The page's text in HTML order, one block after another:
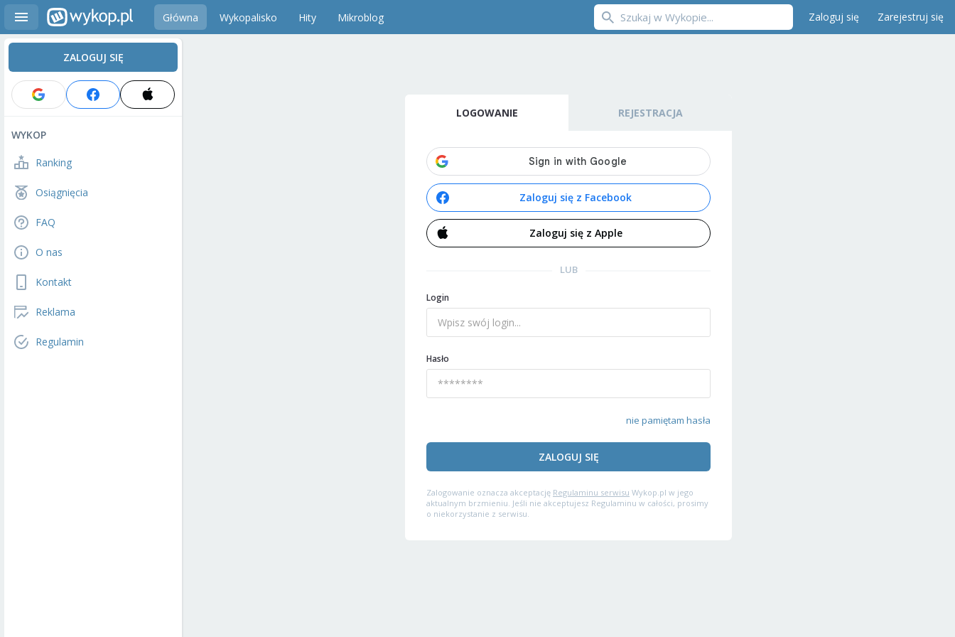
Główna Wykopalisko Hity Mikroblog Zaloguj się Zarejestruj się
ZALOGUJ SIĘ
WYKOP
Ranking
Osiągnięcia
FAQ
O nas
Kontakt
Reklama
Regulamin
LOGOWANIE REJESTRACJA
Zaloguj się z Facebook
Zaloguj się z Apple
LUB
Login
Hasło
nie pamiętam hasła
ZALOGUJ SIĘ
Zalogowanie oznacza akceptację Regulaminu serwisu Wykop.pl w jego
aktualnym brzmieniu. Jeśli nie akceptujesz Regulaminu w całości, prosimy
o niekorzystanie z serwisu.